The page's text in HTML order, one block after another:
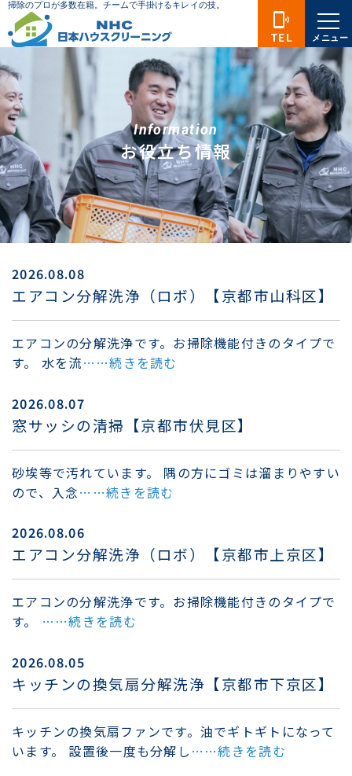
Information
お役立ち情報
2026.08.08
エアコン分解洗浄（ロボ）【京都市山科区】
エアコンの分解洗浄です。お掃除機能付きのタイプで
す。 水を流……続きを読む
2026.08.07
窓サッシの清掃【京都市伏見区】
砂埃等で汚れています。 隅の方にゴミは溜まりやすい
ので、入念……続きを読む
2026.08.06
エアコン分解洗浄（ロボ）【京都市上京区】
エアコンの分解洗浄です。お掃除機能付きのタイプで
す。 ……続きを読む
2026.08.05
キッチンの換気扇分解洗浄【京都市下京区】
キッチンの換気扇ファンです。油でギトギトになって
います。 設置後一度も分解し ……続きを読む
phonelink_ring
TEL メニュー